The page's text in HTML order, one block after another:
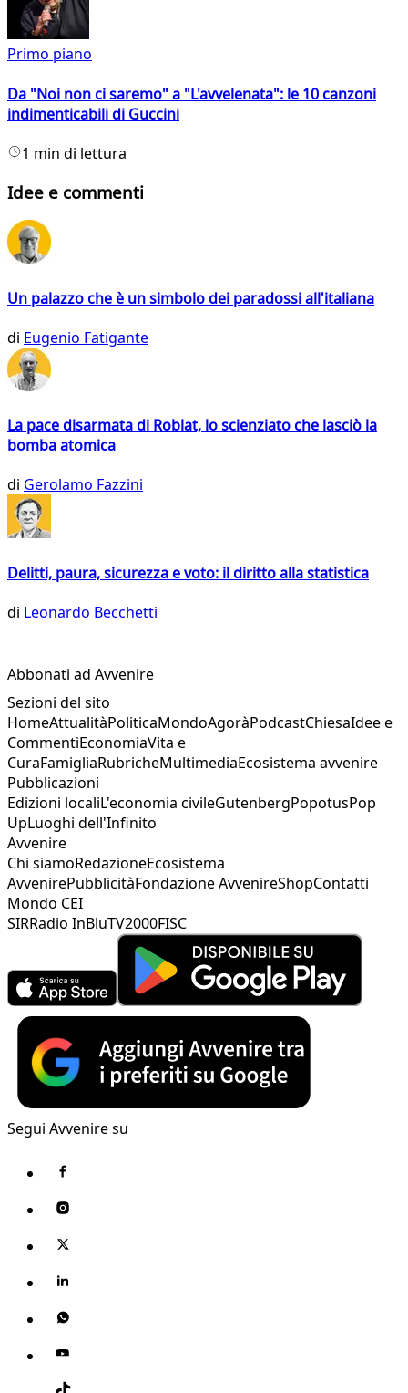
Primo piano
Da "Noi non ci saremo" a "L'avvelenata": le 10 canzoni
indimenticabili di Guccini
1 min di lettura
Idee e commenti
Un palazzo che è un simbolo dei paradossi all'italiana
di Eugenio Fatigante
La pace disarmata di Roblat, lo scienziato che lasciò la
bomba atomica
di Gerolamo Fazzini
Delitti, paura, sicurezza e voto: il diritto alla statistica
di Leonardo Becchetti
Abbonati ad Avvenire
Sezioni del sito
HomeAttualitàPoliticaMondoAgoràPodcastChiesaIdee e
CommentiEconomiaVita e
CuraFamigliaRubricheMultimediaEcosistema avvenire
Pubblicazioni
Edizioni localiL'economia civileGutenbergPopotusPop
UpLuoghi dell'Infinito
Avvenire
Chi siamoRedazioneEcosistema
AvvenirePubblicitàFondazione AvvenireShopContatti
Mondo CEI
SIRRadio InBluTV2000FISC
Segui Avvenire su